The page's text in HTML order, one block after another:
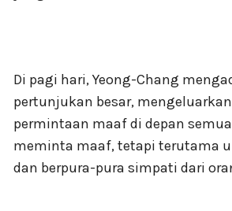
Di pagi hari, Yeong-Chang
pertunjukan besar,
permintaan maaf di depan
meminta maaf, tetapi terutama
dan berpura-pura simpati dari